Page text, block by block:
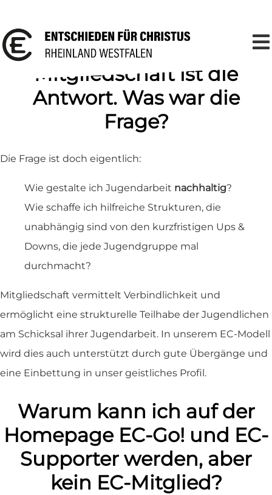
Mitgliedschaft ist die
Antwort. Was war die
Frage?
Die Frage ist doch eigentlich:
Wie gestalte ich Jugendarbeit nachhaltig?
Wie schaffe ich hilfreiche Strukturen, die
unabhängig sind von den kurzfristigen Ups &
Downs, die jede Jugendgruppe mal
durchmacht?
Mitgliedschaft vermittelt Verbindlichkeit und
ermöglicht eine strukturelle Teilhabe der Jugendlichen
am Schicksal ihrer Jugendarbeit. In unserem EC-Modell
wird dies auch unterstützt durch gute Übergänge und
eine Einbettung in unser geistliches Profil.
Warum kann ich auf der
Homepage EC-Go! und EC-
Supporter werden, aber
kein EC-Mitglied?